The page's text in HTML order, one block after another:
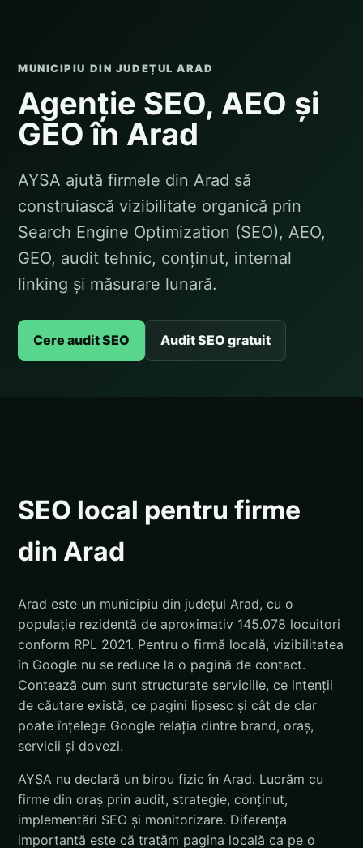
MUNICIPIU DIN JUDEȚUL ARAD
Agenție SEO, AEO și
GEO în Arad
AYSA ajută firmele din Arad să
construiască vizibilitate organică prin
Search Engine Optimization (SEO), AEO,
GEO, audit tehnic, conținut, internal
linking și măsurare lunară.
Cere audit SEO Audit SEO gratuit
SEO local pentru firme
din Arad
Arad este un municipiu din județul Arad, cu o
populație rezidentă de aproximativ 145.078 locuitori
conform RPL 2021. Pentru o firmă locală, vizibilitatea
în Google nu se reduce la o pagină de contact.
Contează cum sunt structurate serviciile, ce intenții
de căutare există, ce pagini lipsesc și cât de clar
poate înțelege Google relația dintre brand, oraș,
servicii și dovezi.
AYSA nu declară un birou fizic în Arad. Lucrăm cu
firme din oraș prin audit, strategie, conținut,
implementări SEO și monitorizare. Diferența
importantă este că tratăm pagina locală ca pe o